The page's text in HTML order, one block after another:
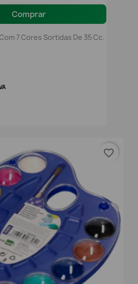
Comprar
7 Cores Sortidas De 35 Cc.
favorite_border